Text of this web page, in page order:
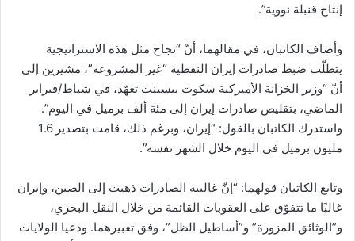
إنتاج قنبلة نووية”.
وأضاف الكاتبان، في مقالهما، أنّ “نجاح مثل هذه الاستراتيجية
يتطلّب ضبط صادرات إيران النفطية “غير المشروعة”، مشيرين إلى
أنّ “وزير الخزانة الأميركية سكوت بيسينت تعهّد، في شباط/فبراير
الماضي، بتقليص صادرات إيران إلى مئة ألف برميل في اليوم”.
واستدرك الكاتبان بالقول: “إيران، وبرغم ذلك، قامت بتصدير 1.6
مليون برميل في اليوم خلال الشهر نفسه”.
وتابع الكاتبان قولهما: “إنّ غالبية الصادرات ذهبت إلى الصين، وإيران
غالبًا ما تتفوّق على العقوبات القائمة من خلال النقل البحري،
و”الوثائق المزورة” و”أساطيل الظل”، وفق تعبيرهما. ودعيا الولايات